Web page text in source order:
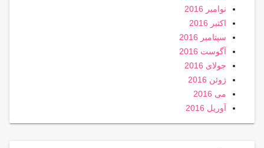
نوامبر 2016
اکتبر 2016
سپتامبر 2016
آگوست 2016
جولای 2016
ژوئن 2016
می 2016
آوریل 2016